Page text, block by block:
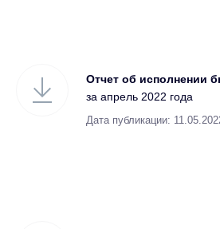
Отчет об исполнении
за апрель 2022 года
Дата публикации: